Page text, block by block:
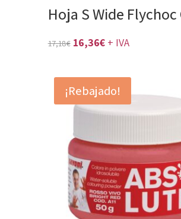
Hoja S Wide Flychoc
17,18€ El
original
era:
17,18€.
16,36€El
actual
es:
16,36€.
+ IVA
¡Rebajado!